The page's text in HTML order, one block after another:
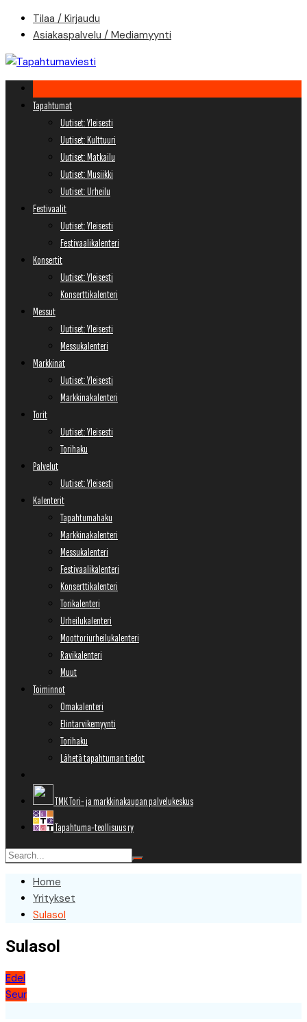
Skip
content
Tilaa / Kirjaudu
Asiakaspalvelu / Mediamyynti
Tapahtumat
Uutiset: Yleisesti
Uutiset: Kulttuuri
Uutiset: Matkailu
Uutiset: Musiikki
Uutiset: Urheilu
Festivaalit
Uutiset: Yleisesti
Festivaalikalenteri
Konsertit
Uutiset: Yleisesti
Konserttikalenteri
Messut
Uutiset: Yleisesti
Messukalenteri
Markkinat
Uutiset: Yleisesti
Markkinakalenteri
Torit
Uutiset: Yleisesti
Torihaku
Palvelut
Uutiset: Yleisesti
Kalenterit
Tapahtumahaku
Markkinakalenteri
Messukalenteri
Festivaalikalenteri
Konserttikalenteri
Torikalenteri
Urheilukalenteri
Moottoriurheilukalenteri
Ravikalenteri
Muut
Toiminnot
Omakalenteri
Elintarvikemyynti
Torihaku
Lähetä tapahtuman tiedot
TMK Tori- ja markkinakaupan palvelukeskus
Tapahtuma-teollisuus ry
Home
Yritykset
Sulasol
Sulasol
Artikkelien
selaus
Edel
Seur